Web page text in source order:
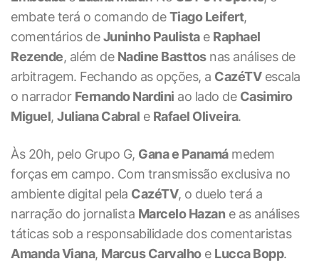
embate terá o comando deTiago Leifert,
comentários deJuninho Paulistae Raphael
Rezende, além de Nadine Basttosnas análises de
arbitragem. Fechando as opções, a CazéTVescala
o narrador Fernando Nardini ao lado de Casimiro
Miguel, Juliana Cabral e Rafael Oliveira.
Às 20h, pelo Grupo G, Gana e Panamámedem
forças em campo. Com transmissão exclusiva no
ambiente digital pela CazéTV, o duelo terá a
narração do jornalista Marcelo Hazan e as análises
táticas sob a responsabilidade dos comentaristas
Amanda Viana, Marcus Carvalhoe Lucca Bopp.